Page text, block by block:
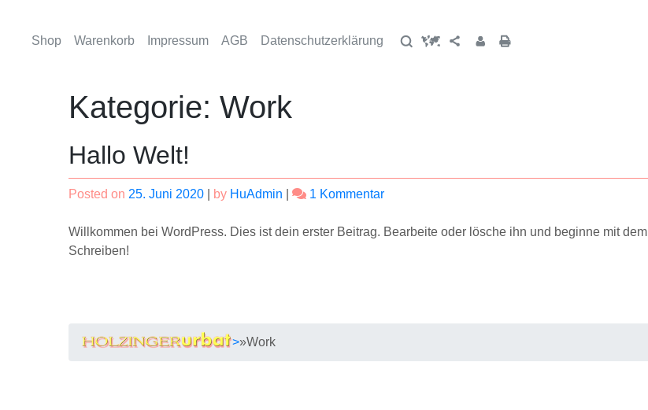
contentShop Warenkorb Impressum AGB Datenschutzerklärung
Kategorie: Work
Hallo Welt!
Posted on 25. Juni 2020 by HuAdmin 1 Kommentarzu
Welt!
Willkommen bei WordPress. Dies ist dein erster Beitrag. Bearbeite oder lösche ihn und beginne mit dem
Schreiben!
>»Work